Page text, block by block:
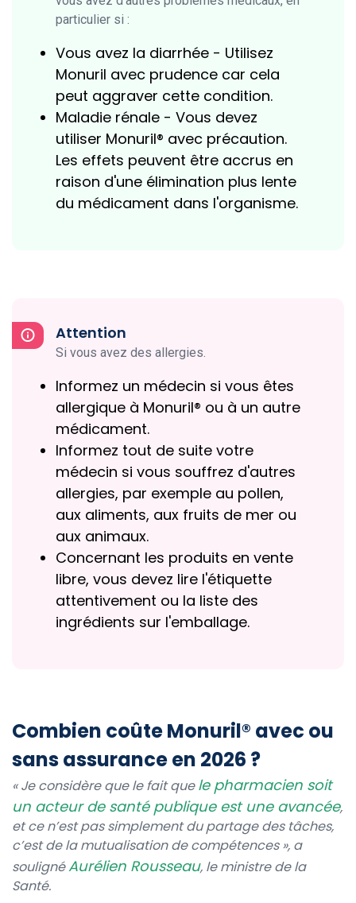
particulier si :
Vous avez la diarrhée - Utilisez
Monuril avec prudence car cela
peut aggraver cette condition.
Maladie rénale - Vous devez
utiliser Monuril® avec précaution.
Les effets peuvent être accrus en
raison d'une élimination plus lente
du médicament dans l'organisme.
Attention
Si vous avez des allergies.
Informez un médecin si vous êtes
allergique à Monuril® ou à un autre
médicament.
Informez tout de suite votre
médecin si vous souffrez d'autres
allergies, par exemple au pollen,
aux aliments, aux fruits de mer ou
aux animaux.
Concernant les produits en vente
libre, vous devez lire l'étiquette
attentivement ou la liste des
ingrédients sur l'emballage.
Combien coûte Monuril® avec ou
sans assurance en 2026 ?
« Je considère que le fait quele pharmacien soit
un acteur de santé publique est une avancée,
et ce n’est pas simplement du partage des tâches,
c’est de la mutualisation de compétences », a
soulignéAurélien Rousseau, le ministre de la
Santé.